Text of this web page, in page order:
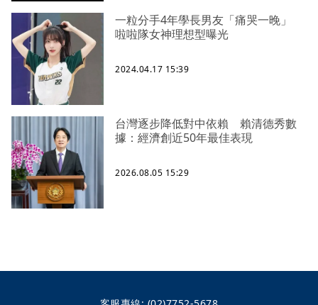
一粒分手4年學長男友「痛哭一晚」
啦啦隊女神理想型曝光
2024.04.17 15:39
台灣逐步降低對中依賴 賴清德秀數
據：經濟創近50年最佳表現
2026.08.05 15:29